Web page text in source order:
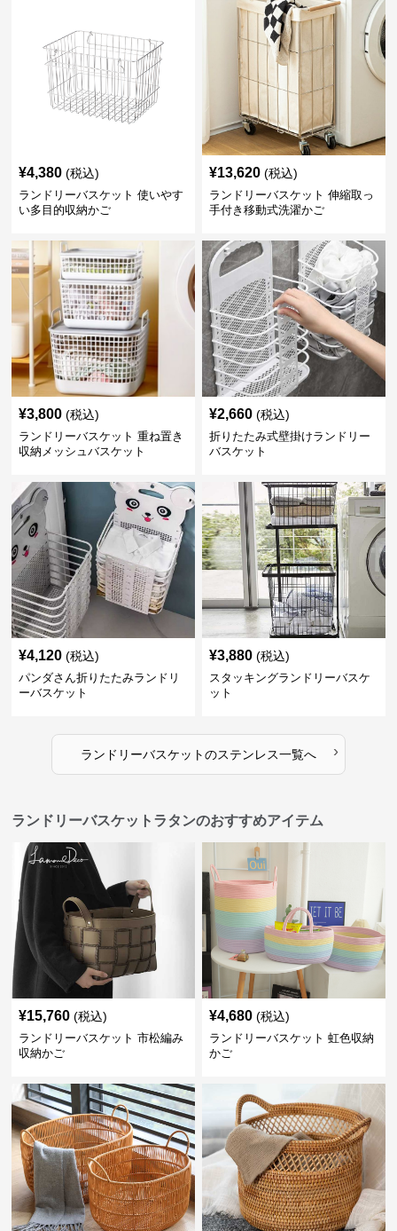
¥4,380 (税込)
ランドリーバスケット 使いやす
い多目的収納かご
¥13,620 (税込)
ランドリーバスケット 伸縮取っ
手付き移動式洗濯かご
¥3,800 (税込)
ランドリーバスケット 重ね置き
収納メッシュバスケット
¥2,660 (税込)
折りたたみ式壁掛けランドリー
バスケット
¥4,120 (税込)
パンダさん折りたたみランドリ
ーバスケット
¥3,880 (税込)
スタッキングランドリーバスケ
ット
ランドリーバスケットのステンレス一覧へ ›
ランドリーバスケットラタンのおすすめアイテム
¥15,760 (税込)
ランドリーバスケット 市松編み
収納かご
¥4,680 (税込)
ランドリーバスケット 虹色収納
かご